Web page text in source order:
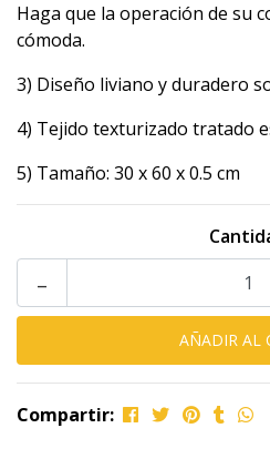
Haga que la operación de su
cómoda.
3) Diseño liviano y duradero
4) Tejido texturizado tratado
5) Tamaño: 30 x 60 x 0.5 cm
-
Compartir: